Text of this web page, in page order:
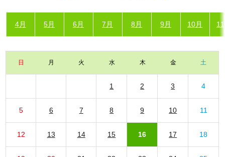
4月 5月 6月 7月 8月 9月 10月
日 月 火 水 木 金 土
1 2 3 4
5 6 7 8 9 10 11
12 13 14 15 16 17 18